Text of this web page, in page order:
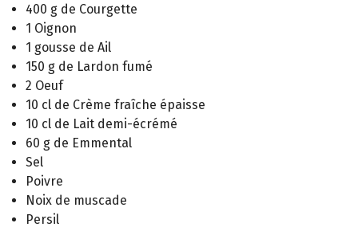
400 g de Courgette
1 Oignon
1 gousse de Ail
150 g de Lardon fumé
2 Oeuf
10 cl de Crème fraîche épaisse
10 cl de Lait demi-écrémé
60 g de Emmental
Sel
Poivre
Noix de muscade
Persil